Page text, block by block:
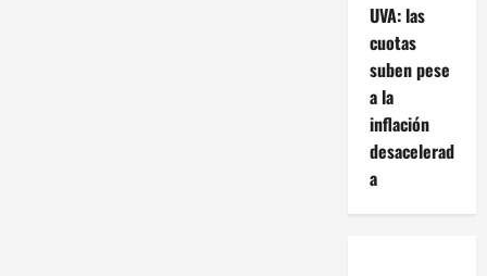
UVA: las
cuotas
suben pese
a la
inflación
desacelerad
a